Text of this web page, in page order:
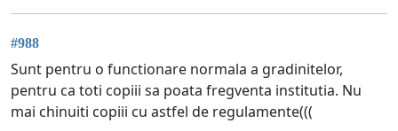
#988
Sunt pentru o functionare normala a gradinitelor,
pentru ca toti copiii sa poata fregventa institutia. Nu
mai chinuiti copiii cu astfel de regulamente(((